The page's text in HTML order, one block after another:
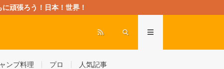
張ろう！日本！世界！
ンプ料理 プロ 人気記事